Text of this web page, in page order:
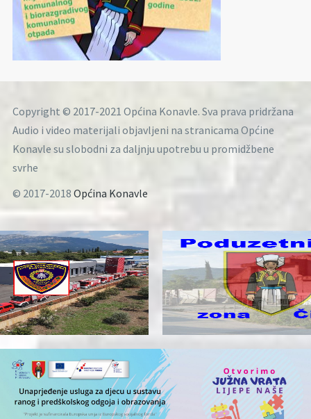
Copyright © 2017-2021 Općina Konavle. Sva prava pridržana
Audio i video materijali objavljeni na stranicama Općine
Konavle su slobodni za daljnju upotrebu u promidžbene
svrhe
© 2017-2018 Općina Konavle